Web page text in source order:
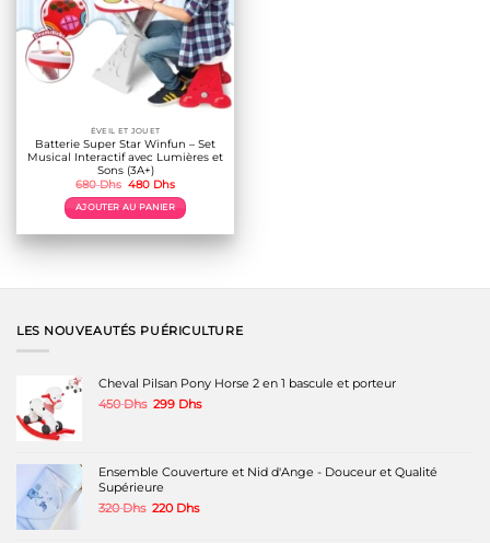
ÉVEIL ET JOUET
Batterie Super Star Winfun – Set
Musical Interactif avec Lumières et
Sons (3A+)
680Dhs Le
initial
était :
680 Dhs.
480 DhsLe
actuel
est :
480 Dhs.
AJOUTER AU PANIER
LES NOUVEAUTÉS PUÉRICULTURE
Cheval Pilsan Pony Horse 2 en 1 bascule et porteur
450Dhs Le
299 DhsLe
Ensemble Couverture et Nid d'Ange - Douceur et Qualité
Supérieure
320Dhs Le
220 DhsLe